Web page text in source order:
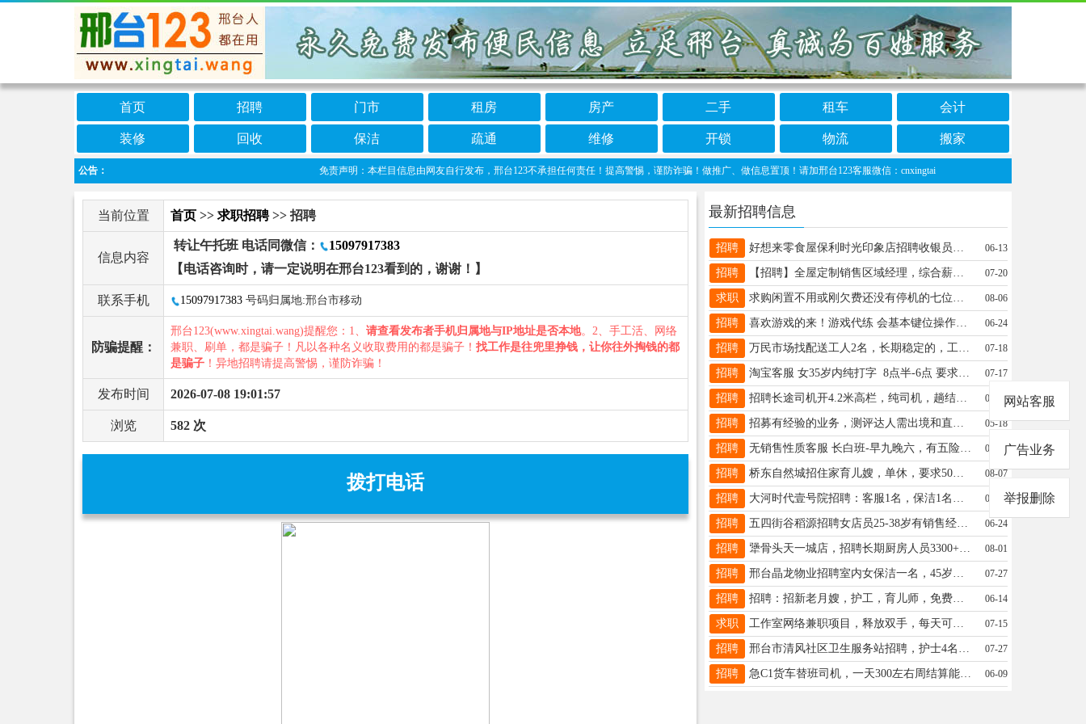
首页 招聘 门市 租房 房产 二手 租车 会计
装修 回收 保洁 疏通 维修 开锁 物流 搬家
公告： 免责声明：本栏目信息由网友自行发布，邢台123不承担任何责任！提高警惕，谨防诈骗！做推广、做信息置顶！请加邢台123客服微信：cnxingtai
当前位置 首页 >> 求职招聘>> 招聘
信息内容
转让午托班 电话同微信：
15097917383
【电话咨询时，请一定说明在邢台123看到的，谢谢！】
联系手机 15097917383 号码归属地:邢台市移动
防骗提醒：
邢台123(www.xingtai.wang)提醒您：1、 请查看发布者手机归属地与IP地址是否本地。2、手工活、网络
兼职、刷单，都是骗子！凡以各种名义收取费用的都是骗子！ 找工作是往兜里挣钱，让你往外掏钱的都
是骗子 ！异地招聘请提高警惕，谨防诈骗！
发布时间 2026-07-08 19:01:57
浏览 582 次
拨打电话
最新招聘信息
招聘 好想来零食屋保利时光印象店招聘收银员理货员长期工小时工工资面议15131903197 06-13
招聘 【招聘】全屋定制销售区域经理，综合薪资10K+，底薪+提成上不封顶，地址金凯利商贸城二期 电话：15630990682 07-20
求职 求购闲置不用或刚欠费还没有停机的七位数电话号，联通、铁通、小灵通、无线坐机都可以，19831952268 08-06
招聘 喜欢游戏的来！游戏代练 会基本键位操作就行，没接触过的有人带 薪资 3k-6k/月 有意联系：18131979876 06-24
招聘 万民市场找配送工人2名，长期稳定的，工资面谈13833964446 07-18
招聘 淘宝客服 女35岁内纯打字 8点半-6点 要求有网店工作经验 2800+200全勤 豫让桥附近13373097656 07-17
招聘 招聘长途司机开4.2米高栏，纯司机，趟结，月薪8000---1万元.咨询电话139337169397 07-07
招聘 招募有经验的业务，测评达人需出境和直播V：18034097535（勿打电话）工作地址：金凯利商贸城1号楼508 05-18
招聘 无销售性质客服 长白班-早九晚六，有五险，可住宿，薪资：4K-8K 年龄20-35周 联系：13785953287同 V 05-24
招聘 桥东自然城招住家育儿嫂，单休，要求50岁以下，有经验。薪资6000/6500电话13363732522 08-07
招聘 大河时代壹号院招聘：客服1名，保洁1名，工资面议，地址：新华南路与七里河交叉口☎️13603191505 08-04
招聘 五四街谷稻源招聘女店员25-38岁有销售经验8:00-14:00固定6小时班工资3000-600015127971101 06-24
招聘 犟骨头天一城店，招聘长期厨房人员3300+200全勤，有无经验均可，手脚利索的15131977738 08-01
招聘 邢台晶龙物业招聘室内女保洁一名，45岁左右，有保洁经验，开发区优先，待遇面议，电话：13247448765 07-27
招聘 招聘：招新老月嫂，护工，育儿师，免费培训，有经验直接上户，薪资5000-12000电话13831931327 06-14
求职 工作室网络兼职项目，释放双手，每天可提现，适合宝妈，上班族副业兼职，可线下考察，电话13012126218（电话联系） 07-15
招聘 邢台市清风社区卫生服务站招聘，护士4名，妇科助理3名，中医师，口腔医师各5名，待遇面谈，15703299888路主任 07-27
招聘 急C1货车替班司机，一天300左右周结算能服从公司安排，开车稳的速来电话：13315927698 06-09
网站客服
广告业务
举报删除